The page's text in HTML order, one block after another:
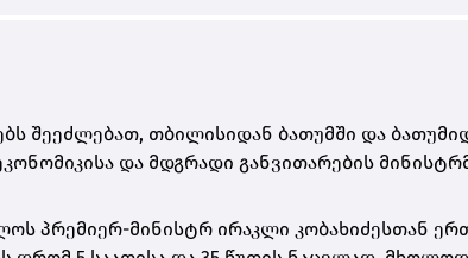
შეეძლებათ, თბილისიდან ბათუმში და
და მდგრადი განვითარების
პრემიერ-მინისტრ ირაკლი კობახიძესთან